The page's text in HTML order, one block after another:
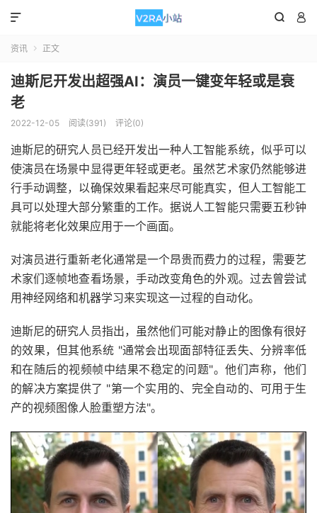
 

资讯  正文
迪斯尼开发出超强AI：演员一键变年轻或是衰
老
2022-12-05 阅读(391) 评论(0)
迪斯尼的研究人员已经开发出一种人工智能系统，似乎可以
使演员在场景中显得更年轻或更老。虽然艺术家仍然能够进
行手动调整，以确保效果看起来尽可能真实，但人工智能工
具可以处理大部分繁重的工作。据说人工智能只需要五秒钟
就能将老化效果应用于一个画面。
对演员进行重新老化通常是一个昂贵而费力的过程，需要艺
术家们逐帧地查看场景，手动改变角色的外观。过去曾尝试
用神经网络和机器学习来实现这一过程的自动化。
迪斯尼的研究人员指出，虽然他们可能对静止的图像有很好
的效果，但其他系统 "通常会出现面部特征丢失、分辨率低
和在随后的视频帧中结果不稳定的问题"。他们声称，他们
的解决方案提供了 "第一个实用的、完全自动的、可用于生
产的视频图像人脸重塑方法"。